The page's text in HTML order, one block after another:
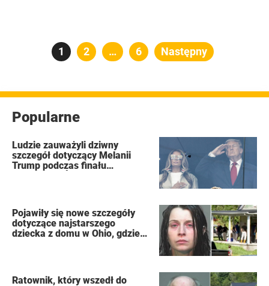
Stronicowanie
Strona
1 Strona
2 … Strona
6 Następny
Popularne
Ludzie zauważyli dziwny
szczegół dotyczący Melanii
Trump podczas finału
Pojawiły się nowe szczegóły
dotyczące najstarszego
dziecka z domu w Ohio, gdzie
Ratownik, który wszedł do